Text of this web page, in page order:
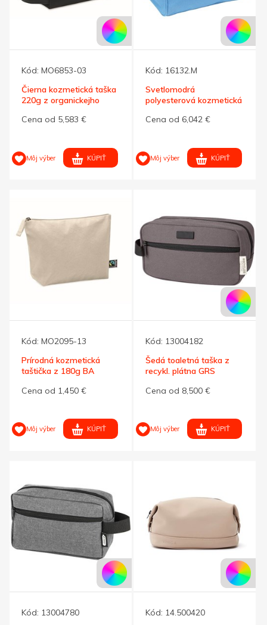
Kód: MO6853-03
Čierna kozmetická taška
220g z organickejho
Cena od 5,583 €
Môj výber KÚPIŤ
Kód: 16132.M
Svetlomodrá
polyesterová kozmetická
Cena od 6,042 €
Môj výber KÚPIŤ
Kód: MO2095-13
Prírodná kozmetická
taštička z 180g BA
Cena od 1,450 €
Môj výber KÚPIŤ
Kód: 13004182
Šedá toaletná taška z
recykl. plátna GRS
Cena od 8,500 €
Môj výber KÚPIŤ
Kód: 13004780
Kód: 14.500420